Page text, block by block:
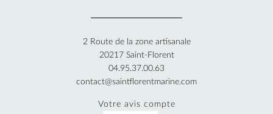
2 Route de la zone artisanale
20217 Saint-Florent
04.95.37.00.63
contact@saintflorentmarine.com
Votre avis compte